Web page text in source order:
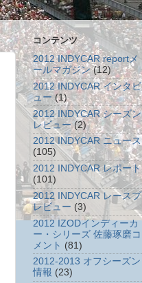
コンテンツ
2012 INDYCAR reportメ
ールマガジン (12)
2012 INDYCAR インタビ
ュー (1)
2012 INDYCAR シーズン
レビュー (2)
2012 INDYCAR ニュース
(105)
2012 INDYCAR レポート
(101)
2012 INDYCAR レースプ
レビュー (3)
2012 IZODインディーカ
ー・シリーズ 佐藤琢磨コ
メント (81)
2012-2013 オフシーズン
情報 (23)